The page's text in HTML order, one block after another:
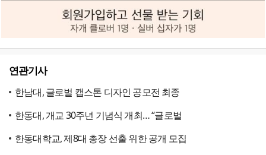
연관기사
한남대, 글로벌 캡스톤 디자인 공모전 최종
한동대, 개교 30주년 기념식 개최… “글로벌
한동대학교, 제8대 총장 선출 위한 공개 모집